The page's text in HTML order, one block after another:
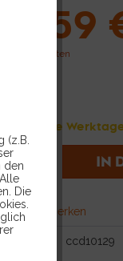
(z.B.
den
Die
Versandkosten
Anfrage
IN
Merken
ccd10129